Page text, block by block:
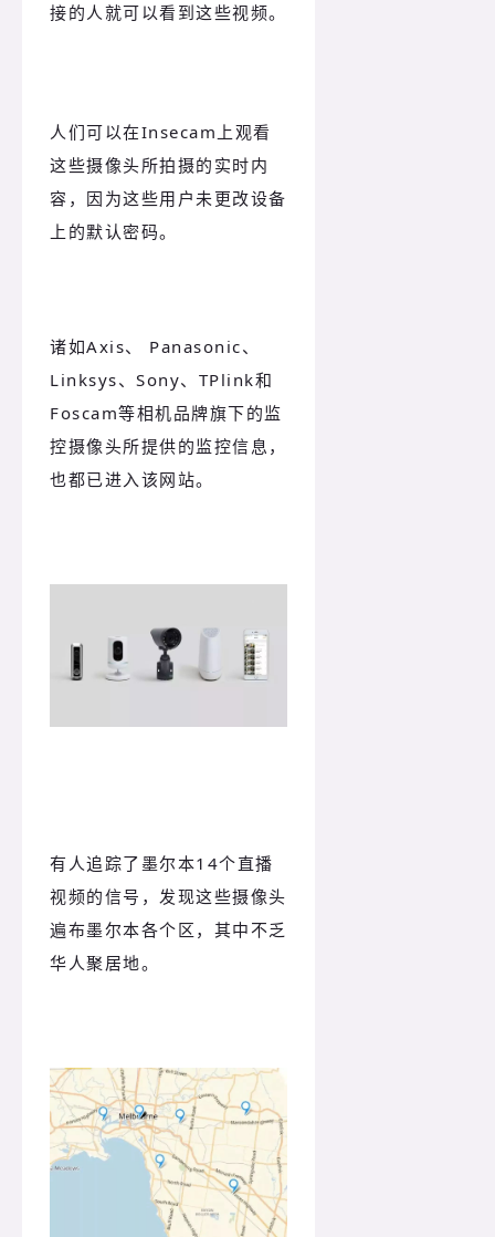
接的人就可以看到这些视频。
人们可以在Insecam上观看
这些摄像头所拍摄的实时内
容，因为这些用户未更改设备
上的默认密码。
诸如Axis、 Panasonic、
Linksys、Sony、TPlink和
Foscam等相机品牌旗下的监
控摄像头所提供的监控信息，
也都已进入该网站。
有人追踪了墨尔本14个直播
视频的信号，发现这些摄像头
遍布墨尔本各个区，其中不乏
华人聚居地。